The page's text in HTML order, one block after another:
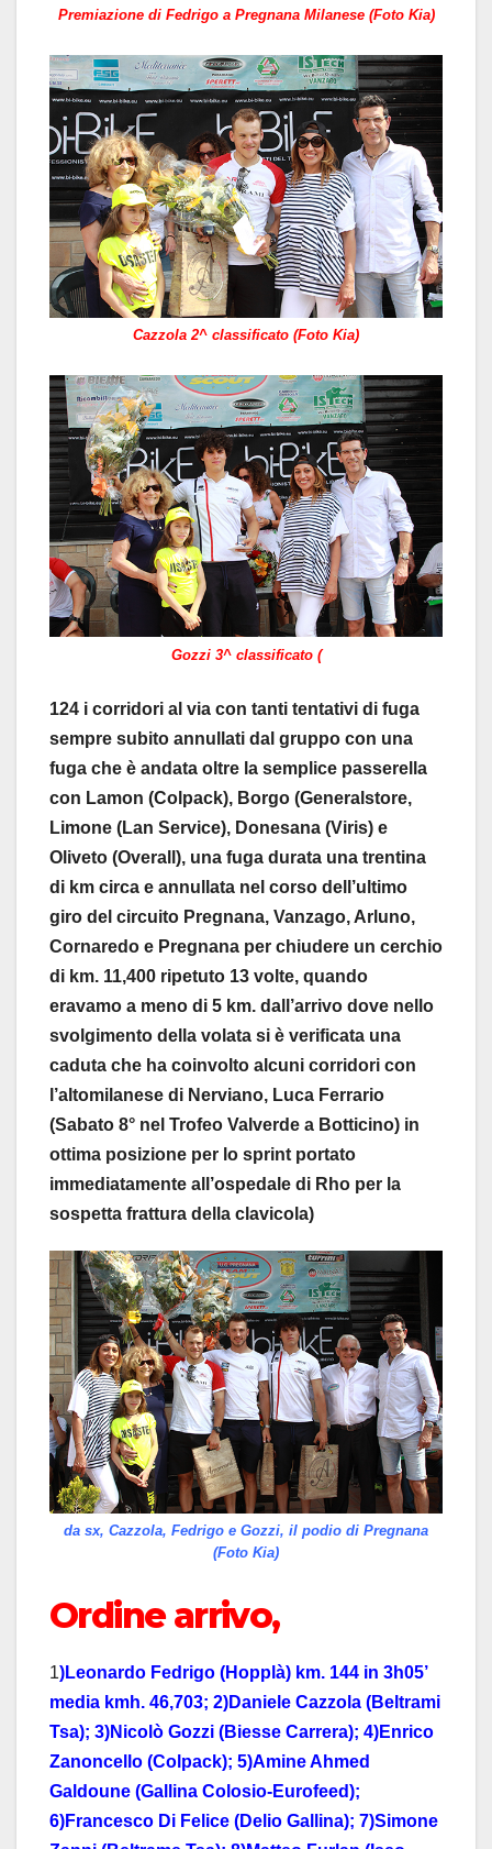
Premiazione di Fedrigo a Pregnana Milanese (Foto Kia)
Cazzola 2^ classificato (Foto Kia)
Gozzi 3^ classificato (
124 i corridori al via con tanti tentativi di fuga
sempre subito annullati dal gruppo con una
fuga che è andata oltre la semplice passerella
con Lamon (Colpack), Borgo (Generalstore,
Limone (Lan Service), Donesana (Viris) e
Oliveto (Overall), una fuga durata una trentina
di km circa e annullata nel corso dell’ultimo
giro del circuito Pregnana, Vanzago, Arluno,
Cornaredo e Pregnana per chiudere un cerchio
di km. 11,400 ripetuto 13 volte, quando
eravamo a meno di 5 km. dall’arrivo dove nello
svolgimento della volata si è verificata una
caduta che ha coinvolto alcuni corridori con
l’altomilanese di Nerviano, Luca Ferrario
(Sabato 8° nel Trofeo Valverde a Botticino) in
ottima posizione per lo sprint portato
immediatamente all’ospedale di Rho per la
sospetta frattura della clavicola)
da sx, Cazzola, Fedrigo e Gozzi, il podio di Pregnana
(Foto Kia)
Ordine arrivo,
1)Leonardo Fedrigo (Hopplà) km. 144 in 3h05’
media kmh. 46,703; 2)Daniele Cazzola (Beltrami
Tsa); 3)Nicolò Gozzi (Biesse Carrera); 4)Enrico
Zanoncello (Colpack); 5)Amine Ahmed
Galdoune (Gallina Colosio-Eurofeed);
6)Francesco Di Felice (Delio Gallina); 7)Simone